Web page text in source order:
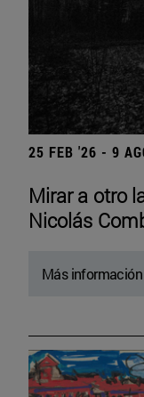
25 FEB '26 - 9
Mirar a otro
Nicolás
Más información